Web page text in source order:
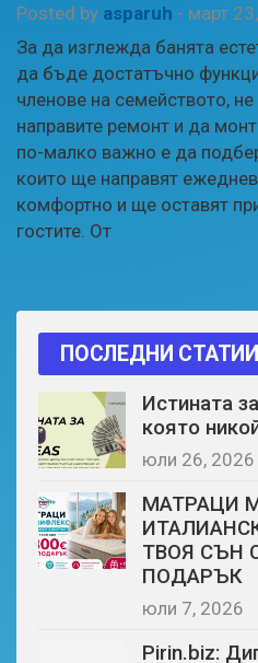
Posted by asparuh - март
За да изглежда банята
да бъде достатъчно
членове на семейството,
направите ремонт и да
по-малко важно е да
които ще направят
комфортно и ще оставят
гостите. От
ПОСЛЕДНИ СТАТИИ
Истината
която
юли 26, 2026
МАТРАЦИ
ТВОЯ СЪН
ПОДАРЪК
юли 7, 2026
Pirin.biz: